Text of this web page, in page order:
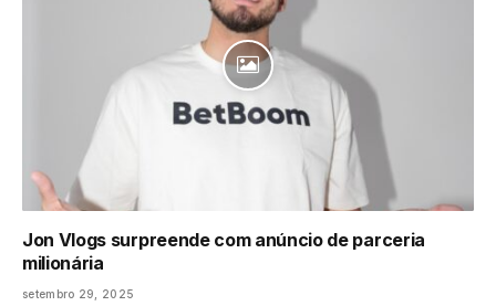
Jon Vlogs surpreende com anúncio de parceria
milionária
setembro 29, 2025